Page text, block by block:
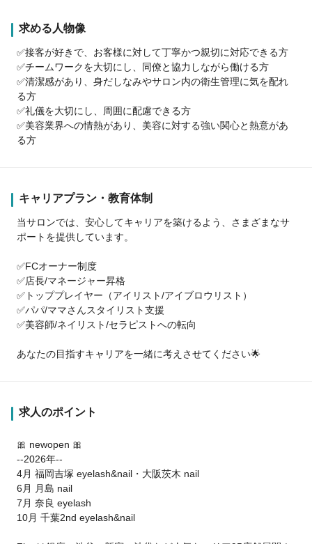
求める人物像
✅接客が好きで、お客様に対して丁寧かつ親切に対応できる方
✅チームワークを大切にし、同僚と協力しながら働ける方
✅清潔感があり、身だしなみやサロン内の衛生管理に気を配れ
る方
✅礼儀を大切にし、周囲に配慮できる方
✅美容業界への情熱があり、美容に対する強い関心と熱意があ
る方
キャリアプラン・教育体制
当サロンでは、安心してキャリアを築けるよう、さまざまなサ
ポートを提供しています。
✅FCオーナー制度
✅店長/マネージャー昇格
✅トッププレイヤー（アイリスト/アイブロウリスト）
✅パパ/ママさんスタイリスト支援
✅美容師/ネイリスト/セラピストへの転向
あなたの目指すキャリアを一緒に考えさせてください🌟
求人のポイント
🎀 newopen 🎀
--2026年--
4月 福岡吉塚 eyelash&nail・大阪茨木 nail
6月 月島 nail
7月 奈良 eyelash
10月 千葉2nd eyelash&nail